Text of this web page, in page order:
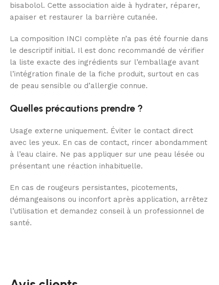
bisabolol. Cette association aide à hydrater, réparer,
apaiser et restaurer la barrière cutanée.
La composition INCI complète n’a pas été fournie dans
le descriptif initial. Il est donc recommandé de vérifier
la liste exacte des ingrédients sur l’emballage avant
l’intégration finale de la fiche produit, surtout en cas
de peau sensible ou d’allergie connue.
Quelles précautions prendre ?
Usage externe uniquement. Éviter le contact direct
avec les yeux. En cas de contact, rincer abondamment
à l’eau claire. Ne pas appliquer sur une peau lésée ou
présentant une réaction inhabituelle.
En cas de rougeurs persistantes, picotements,
démangeaisons ou inconfort après application, arrêtez
l’utilisation et demandez conseil à un professionnel de
santé.